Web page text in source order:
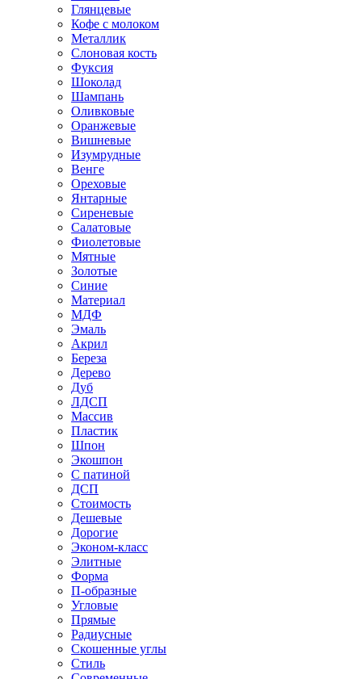
Глянцевые
Кофе с молоком
Металлик
Слоновая кость
Фуксия
Шоколад
Шампань
Оливковые
Оранжевые
Вишневые
Изумрудные
Венге
Ореховые
Янтарные
Сиреневые
Салатовые
Фиолетовые
Мятные
Золотые
Синие
Материал
МДФ
Эмаль
Акрил
Береза
Дерево
Дуб
ЛДСП
Массив
Пластик
Шпон
Экошпон
С патиной
ДСП
Стоимость
Дешевые
Дорогие
Эконом-класс
Элитные
Форма
П-образные
Угловые
Прямые
Радиусные
Скошенные углы
Стиль